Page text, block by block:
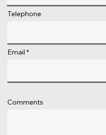
Telephone
Email
Comments